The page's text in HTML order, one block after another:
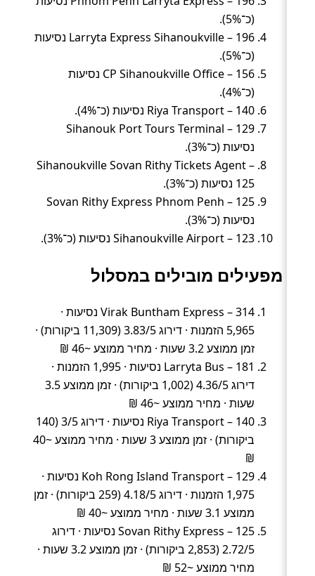
(כ־5%).
Larryta Express Sihanoukville – 196 נסיעות
(כ־5%).
CP Sihanoukville Office – 156 נסיעות
(כ־4%).
Riya Transport – 140 נסיעות (כ־4%).
Sihanouk Port Tours Terminal – 129
נסיעות (כ־3%).
Sihanoukville Sovan Rithy Tickets Agent –
125 נסיעות (כ־3%).
Sovan Rithy Express Phnom Penh – 125
נסיעות (כ־3%).
Sihanoukville Airport – 123 נסיעות (כ־3%).
מפעילים מובילים במסלול
Virak Buntham Express – 314 נסיעות ·
5,965 הזמנות · דירוג 3.83/5 (11,309 ביקורות) ·
זמן ממוצע 3.2 שעות · מחיר ממוצע ~46 ₪
Larryta Bus – 181 נסיעות · 1,995 הזמנות ·
דירוג 4.36/5 (1,002 ביקורות) · זמן ממוצע 3.5
שעות · מחיר ממוצע ~46 ₪
Riya Transport – 140 נסיעות · דירוג 3/5 (140
ביקורות) · זמן ממוצע 3 שעות · מחיר ממוצע ~40
₪
Koh Rong Island Transport – 129 נסיעות ·
1,975 הזמנות · דירוג 4.18/5 (259 ביקורות) · זמן
ממוצע 3.1 שעות · מחיר ממוצע ~40 ₪
Sovan Rithy Express – 125 נסיעות · דירוג
2.72/5 (2,853 ביקורות) · זמן ממוצע 3.2 שעות ·
מחיר ממוצע ~52 ₪